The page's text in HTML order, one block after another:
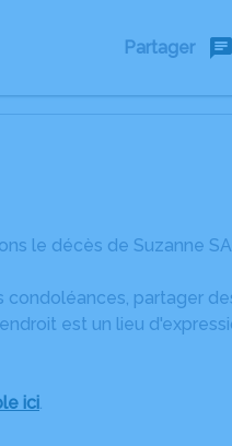
Partager
le décès de Suzanne
partager
est un lieu
ici.